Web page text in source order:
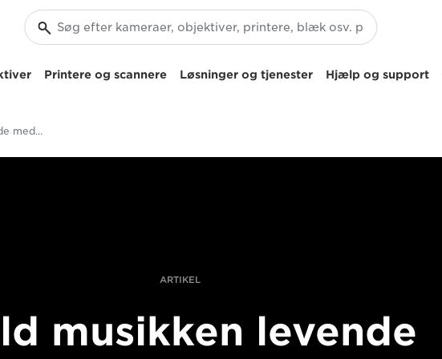
Printere og scannere Løsninger og tjenester Hjælp og support
Hold musikken levende med Canon EOS C200
ARTIKEL
musikken levende